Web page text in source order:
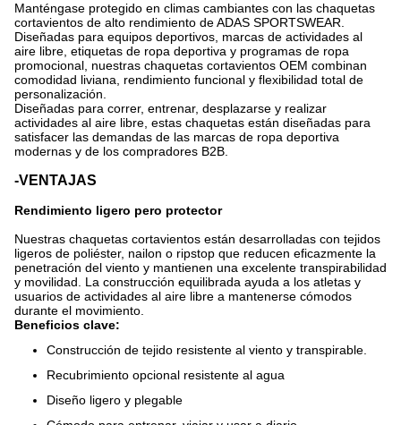
Manténgase protegido en climas cambiantes con las chaquetas
cortavientos de alto rendimiento de ADAS SPORTSWEAR.
Diseñadas para equipos deportivos, marcas de actividades al
aire libre, etiquetas de ropa deportiva y programas de ropa
promocional, nuestras chaquetas cortavientos OEM combinan
comodidad liviana, rendimiento funcional y flexibilidad total de
personalización.
Diseñadas para correr, entrenar, desplazarse y realizar
actividades al aire libre, estas chaquetas están diseñadas para
satisfacer las demandas de las marcas de ropa deportiva
modernas y de los compradores B2B.
-VENTAJAS
Rendimiento ligero pero protector
Nuestras chaquetas cortavientos están desarrolladas con tejidos
ligeros de poliéster, nailon o ripstop que reducen eficazmente la
penetración del viento y mantienen una excelente transpirabilidad
y movilidad. La construcción equilibrada ayuda a los atletas y
usuarios de actividades al aire libre a mantenerse cómodos
durante el movimiento.
Beneficios clave:
Construcción de tejido resistente al viento y transpirable.
Recubrimiento opcional resistente al agua
Diseño ligero y plegable